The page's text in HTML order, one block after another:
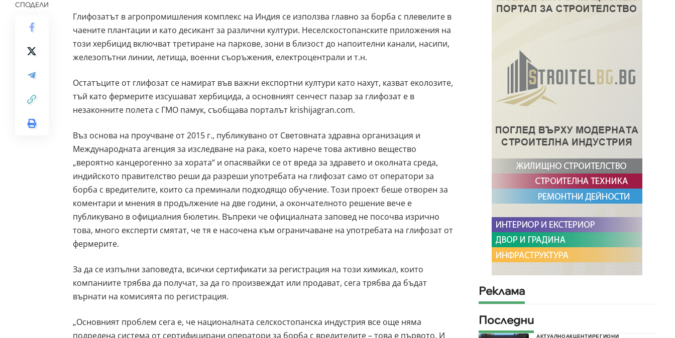
СПОДЕЛИ
Глифозатът в агропромишления комплекс на Индия се използва главно за борба с плевелите в
чаените плантации и като десикант за различни култури. Неселскостопанските приложения на
този хербицид включват третиране на паркове, зони в близост до напоителни канали, насипи,
железопътни линии, летища, военни съоръжения, електроцентрали и т.н.
Остатъците от глифозат се намират във важни експортни култури като нахут, казват еколозите,
тъй като фермерите изсушават хербицида, а основният сенчест пазар за глифозат е в
незаконните полета с ГМО памук, съобщава порталът krishijagran.com.
Въз основа на проучване от 2015 г., публикувано от Световната здравна организация и
Международната агенция за изследване на рака, което нарече това активно вещество
„вероятно канцерогенно за хората“ и опасявайки се от вреда за здравето и околната среда,
индийското правителство реши да разреши употребата на глифозат само от оператори за
борба с вредителите, които са преминали подходящо обучение. Този проект беше отворен за
коментари и мнения в продължение на две години, а окончателното решение вече е
публикувано в официалния бюлетин. Въпреки че официалната заповед не посочва изрично
това, много експерти смятат, че тя е насочена към ограничаване на употребата на глифозат от
фермерите.
За да се изпълни заповедта, всички сертификати за регистрация на този химикал, които
компаниите трябва да получат, за да го произвеждат или продават, сега трябва да бъдат
върнати на комисията по регистрация.
„Основният проблем сега е, че националната селскостопанска индустрия все още няма
подредена система от сертифицирани оператори за борба с вредителите – това е първото. И
Реклама
Последни
АКТУАЛНОАКЦЕНТИРЕГИОНИ